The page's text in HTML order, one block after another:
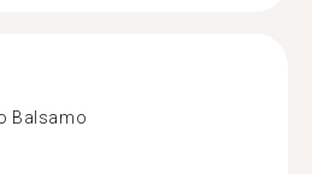
Balsamo